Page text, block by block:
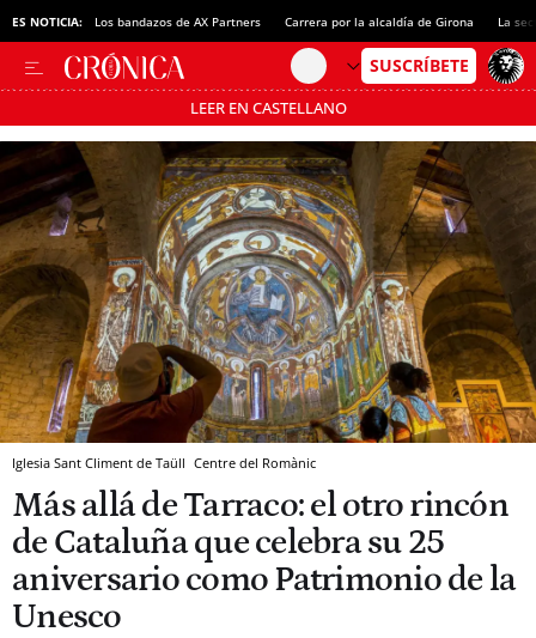
ES NOTICIA: Los bandazos de AX Partners Carrera por la alcaldía de Girona La
LEER EN CASTELLANO
Pásate al MODO AHORRO
Iglesia Sant Climent de Taüll Centre del Romànic
Más allá de Tarraco: el otro rincón
de Cataluña que celebra su 25
aniversario como Patrimonio de la
Unesco